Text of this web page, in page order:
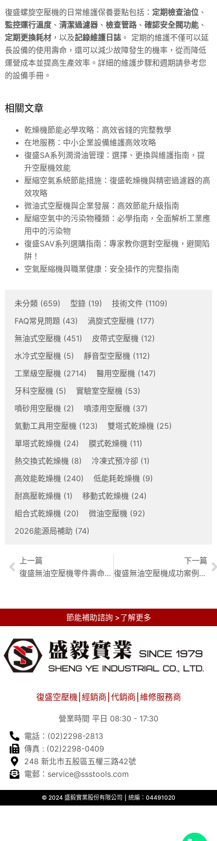
復盛螺旋空壓機的日常維護保養要點包括： 定期檢查油位 、
監控運行溫度 、 清潔過濾器 、 檢查管路、 確認安全閥功能 、
定期更換耗材 ，以及記錄維護日誌 。 定期的維護不僅可以延
長設備的使用壽命，還可以減少故障發生的機率，從而降低
運營成本並提高生產效率。詳細的維護步驟和週期請參考您
的設備手冊。
相關文章
乾燥機節能必學攻略：高效省錢的完整教學
在地服務：中小企業設備維護高效攻略
復盛SA系列潤滑油管理：選擇、更換與維護指南，提
升空壓機效能
壓縮空氣系統節能措施：復盛乾燥機與精密過濾器的高
效攻略
微油式空壓機與企業發展：高效節能升級指南
壓縮空氣中的污染物種類：必學指南，全面解析工業應
用中的污染物
復盛SAV系列選購指南：專家教你選對空壓機，避開陷
阱！
空氣壓縮機與職業健康：安全操作的完整指南
未分類 (659) 型錄 (19) 技術文件 (1109)
FAQ常見問題 (43) 渦旋式空壓機 (177)
無油式空壓機 (451) 皮帶式空壓機 (12)
水冷式空壓機 (5) 靜音型空壓機 (112)
工業級空壓機 (2714) 醫用空壓機 (147)
牙科空壓機 (5) 實驗室空壓機 (53)
噴砂用空壓機 (2) 噴漆用空壓機 (37)
氣動工具用空壓機 (123) 雙塔式乾燥機 (25)
單塔式乾燥機 (24) 膜式乾燥機 (11)
熱交換式乾燥機 (8) 冷凍式預冷卻 (1)
高效能乾燥機 (240) 低能耗乾燥機 (9)
耐高壓乾燥機 (1) 移動式乾燥機 (24)
組合式乾燥機 (20) 微油空壓機 (92)
2026能源局補助 (74)
上一篇
復盛無油空壓機零件壽命探討：關鍵零件預期壽命與維護指南
下一篇
復盛無油空壓機成功案例：潔淨產業高效空氣解決方案
節能補助諮詢 >了解更多
復盛空壓機⎮經銷商⎮代銷商⎮維修服務商
營業時間 平日 08:30 - 17:30
電話：(02)2298-2813
傳真 : (02)2298-0409
248 新北市五股區五權三路42號
電郵：service@ssstools.com
© 2024 盛毅實業股份有限公司 ⎮ 統編：04491020